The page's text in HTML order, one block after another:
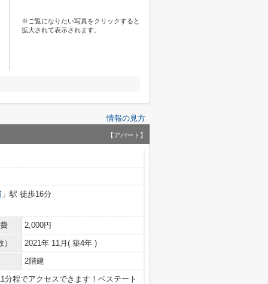
※ご覧になりたい写真をクリックすると
拡大されて表示されます。
情報の見方
【アパート】
」駅 徒歩16分
2,000円
2021年 11月( 築4年 )
2階建
程でアクセスできます！ベステート